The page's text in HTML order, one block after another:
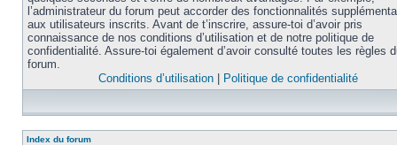
l’administrateur du forum peut accorder des fonctionnalités
aux utilisateurs inscrits. Avant de t’inscrire, assure-toi d’avoir pris
connaissance de nos conditions d’utilisation et de notre politique de
confidentialité. Assure-toi également d’avoir consulté toutes les règles
forum.
Conditions d’utilisation
Politique de confidentialité
Index du forum